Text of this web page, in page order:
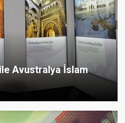
Avustralya İslam